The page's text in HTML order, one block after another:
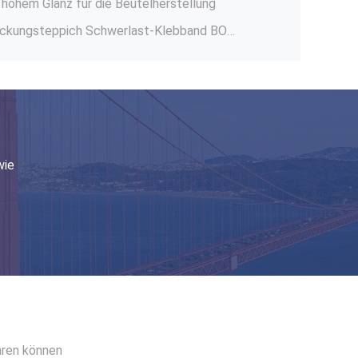
Biologisch abbaubare, kompostierbare Plastikwesten für den Einzelhandel
Durchsichtig / Farbig
können